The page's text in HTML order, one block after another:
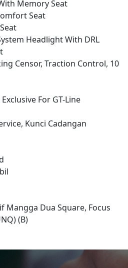
Memory Seat
Seat
Headlight With DRL
Censor, Traction Control, 10
For GT-Line
Kunci Cadangan
Mangga Dua Square, Focus
(B)